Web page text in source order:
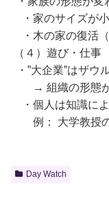
・家のサイズが
・木の家の復活（
（４）遊び・仕事
・”大企業”はザウ
→ 組織の形態が
・個人は知識に
例： 大学教授の
Day Watch